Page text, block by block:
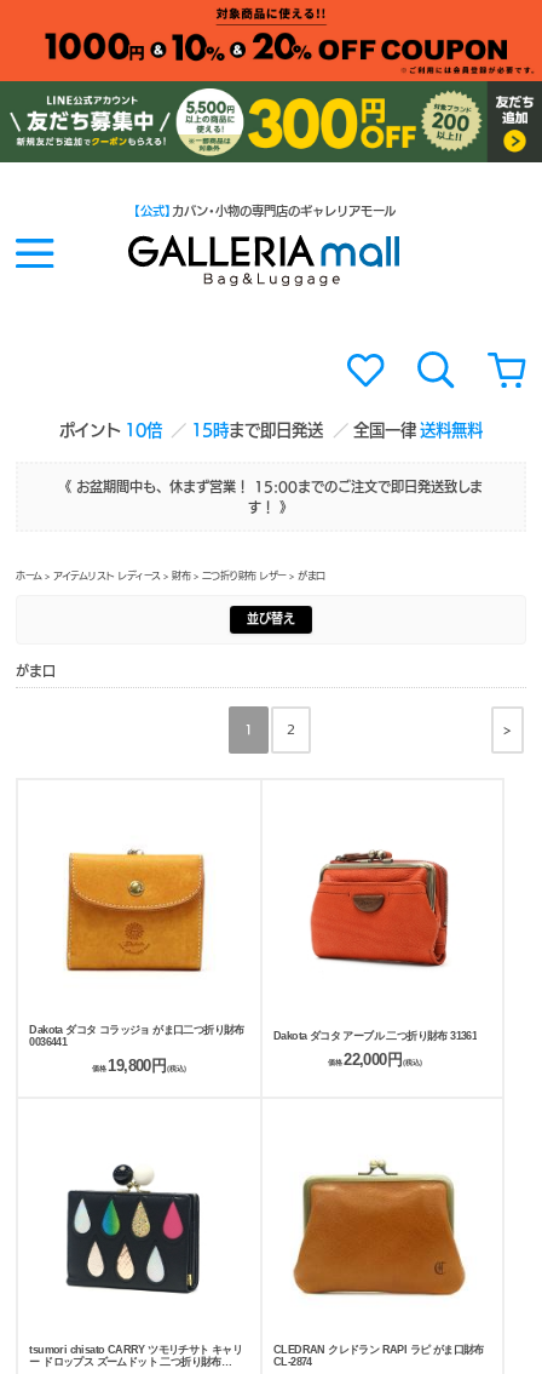
ポイント 10倍 15時まで即日発送 全国一律送料無料
【公式】 カバン・小物の専門店のギャレリアモール
《 お盆期間中も、休まず営業！ 15:00までのご注文で即日発送致しま
す！ 》
ホーム >アイテムリスト レディース > 財布> 二つ折り財布 レザー> がま口
並び替え
がま口
>
1 2
Dakota ダコタ コラッジョ がま口二つ折り財布
0036441
価格 19,800円 (税込)
Dakota ダコタ アーブル 二つ折り財布 31361
価格22,000円 (税込)
tsumori chisato CARRY ツモリチサト キャリ
ー ドロップス ズームドット 二つ折り財布
CLEDRAN クレドラン RAPI ラピ がま口財布
CL-2874